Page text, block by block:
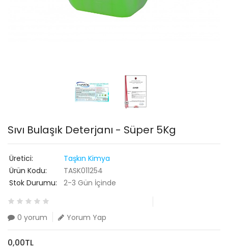
Sıvı Bulaşık Deterjanı - Süper 5Kg
Üretici:
Taşkın Kimya
Ürün Kodu:
TASK011254
Stok Durumu:
2-3 Gün İçinde
0 yorum Yorum Yap
0,00TL